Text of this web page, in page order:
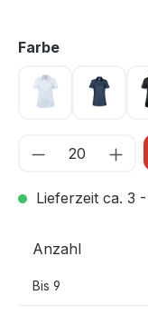
Farbeauswählen
himmelblau
marine
Lieferzeit ca. 3
Anzahl
Bis 9